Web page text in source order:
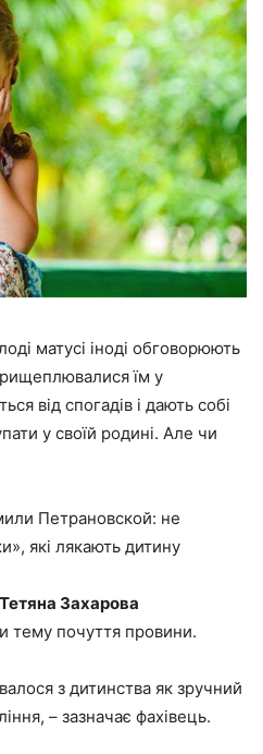
матусі іноді обговорюють
їм у
від спогадів і дають собі
у своїй родині. Але чи
Петрановской: не
які лякають дитину
Тетяна Захарова
тему почуття провини.
з дитинства як зручний
– зазначає фахівець.